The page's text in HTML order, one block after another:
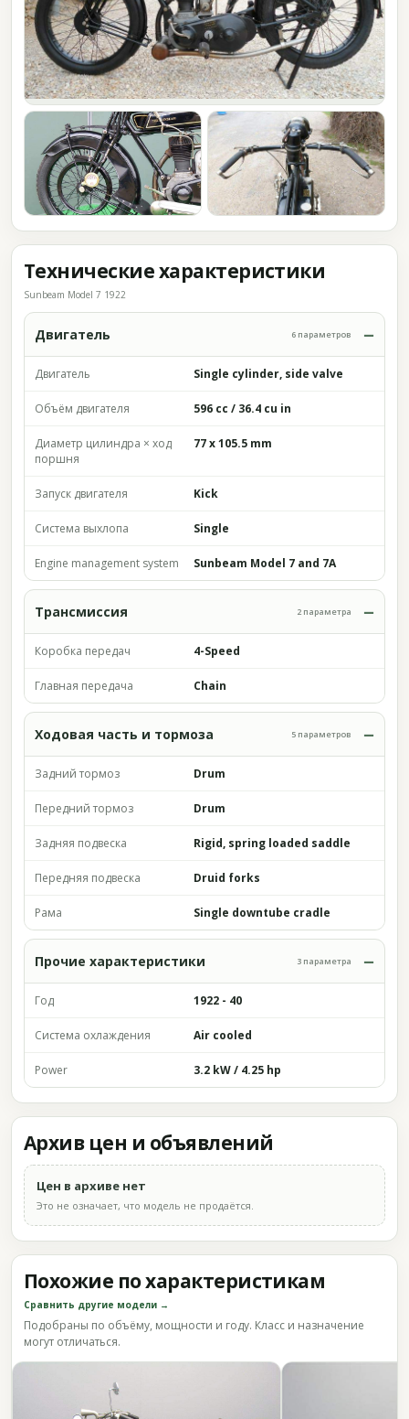
Технические характеристики
Sunbeam Model 7 1922
Двигатель 6 параметров
Двигатель Single cylinder, side valve
Объём двигателя 596 cc / 36.4 cu in
Диаметр цилиндра × ход
поршня
77 x 105.5 mm
Запуск двигателя Kick
Система выхлопа Single
Engine management system Sunbeam Model 7 and 7A
Трансмиссия 2 параметра
Коробка передач 4-Speed
Главная передача Chain
Ходовая часть и тормоза 5 параметров
Задний тормоз Drum
Передний тормоз Drum
Задняя подвеска Rigid, spring loaded saddle
Передняя подвеска Druid forks
Рама Single downtube cradle
Прочие характеристики 3 параметра
Год 1922 - 40
Система охлаждения Air cooled
Power 3.2 kW / 4.25 hp
Архив цен и объявлений
Цен в архиве нет
Это не означает, что модель не продаётся.
Похожие по характеристикам
Сравнить другие модели →
Подобраны по объёму, мощности и году. Класс и назначение
могут отличаться.